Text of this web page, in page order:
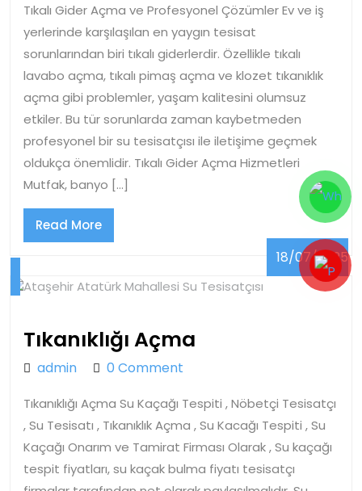
Tıkalı Gider Açma ve Profesyonel Çözümler Ev ve iş
yerlerinde karşılaşılan en yaygın tesisat
sorunlarından biri tıkalı giderlerdir. Özellikle tıkalı
lavabo açma, tıkalı pimaş açma ve klozet tıkanıklık
açma gibi problemler, yaşam kalitesini olumsuz
etkiler. Bu tür sorunlarda zaman kaybetmeden
profesyonel bir su tesisatçısı ile iletişime geçmek
oldukça önemlidir. Tıkalı Gider Açma Hizmetleri
Mutfak, banyo […]
Read MoreRead
More
18/07/2025
18/07/2025
Tıkanıklığı Açma
adminadmin0 Comment
Tıkanıklığı Açma Su Kaçağı Tespiti , Nöbetçi Tesisatçı
, Su Tesisatı , Tıkanıklık Açma , Su Kacağı Tespiti , Su
Kaçağı Onarım ve Tamirat Firması Olarak , Su kaçağı
tespit fiyatları, su kaçak bulma fiyatı tesisatçı